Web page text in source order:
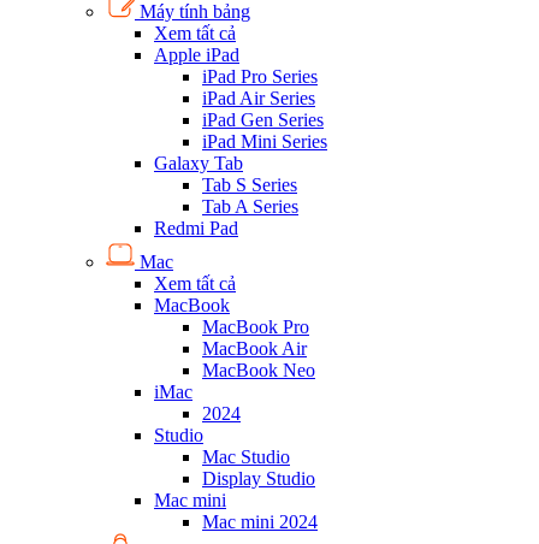
Máy tính bảng
Xem tất cả
Apple iPad
iPad Pro Series
iPad Air Series
iPad Gen Series
iPad Mini Series
Galaxy Tab
Tab S Series
Tab A Series
Redmi Pad
Mac
Xem tất cả
MacBook
MacBook Pro
MacBook Air
MacBook Neo
iMac
2024
Studio
Mac Studio
Display Studio
Mac mini
Mac mini 2024